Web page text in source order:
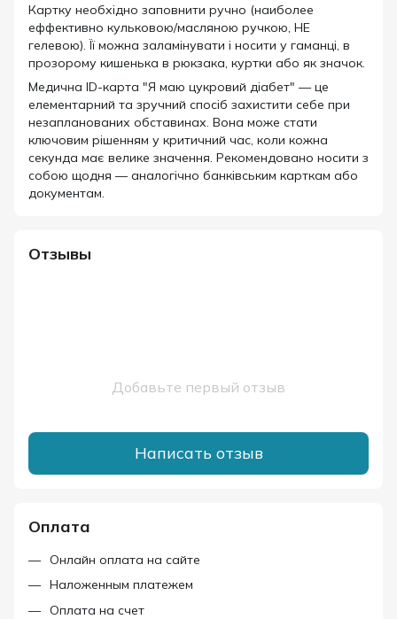
Картку необхідно заповнити ручно (наиболее
еффективно кульковою/масляною ручкою, НЕ
гелевою). Її можна заламінувати і носити у гаманці, в
прозорому кишенька в рюкзака, куртки або як значок.
Медична ID-карта "Я маю цукровий діабет" — це
елементарний та зручний спосіб захистити себе при
незапланованих обставинах. Вона може стати
ключовим рішенням у критичний час, коли кожна
секунда має велике значення. Рекомендовано носити з
собою щодня — аналогічно банківським карткам або
документам.
Отзывы
Добавьте первый отзыв
Написать отзыв
Оплата
Онлайн оплата на сайте
Наложенным платежем
Оплата на счет